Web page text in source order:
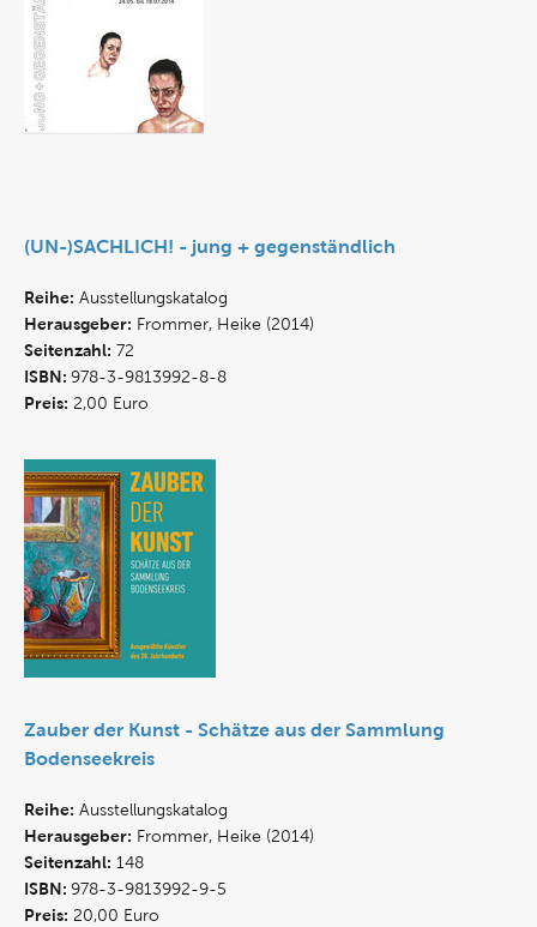
(UN-)SACHLICH! - jung + gegenständlich
Reihe: Ausstellungskatalog
Herausgeber: Frommer, Heike (2014)
Seitenzahl: 72
ISBN: 978-3-9813992-8-8
Preis: 2,00 Euro
Zauber der Kunst - Schätze aus der Sammlung
Bodenseekreis
Reihe: Ausstellungskatalog
Herausgeber: Frommer, Heike (2014)
Seitenzahl: 148
ISBN: 978-3-9813992-9-5
Preis: 20,00 Euro